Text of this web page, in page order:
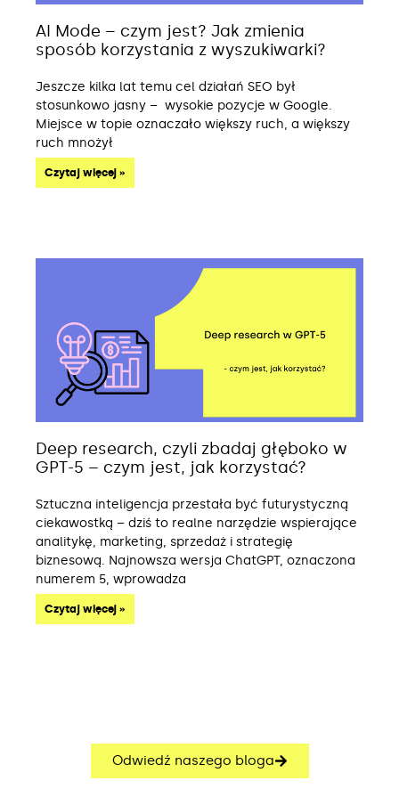
AI Mode – czym jest? Jak zmienia
sposób korzystania z wyszukiwarki?
Jeszcze kilka lat temu cel działań SEO był
stosunkowo jasny – wysokie pozycje w Google.
Miejsce w topie oznaczało większy ruch, a większy
ruch mnożył
Czytaj więcej »
Deep research, czyli zbadaj głęboko w
GPT-5 – czym jest, jak korzystać?
Sztuczna inteligencja przestała być futurystyczną
ciekawostką – dziś to realne narzędzie wspierające
analitykę, marketing, sprzedaż i strategię
biznesową. Najnowsza wersja ChatGPT, oznaczona
numerem 5, wprowadza
Czytaj więcej »
Odwiedź naszego bloga